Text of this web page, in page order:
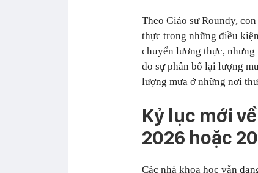
Theo Giáo sư Roundy,
thực trong những điều
chuyển lương thực,
do sự phân bố lại lượng
lượng mưa ở những nơi
Kỷ lục mới
2026 hoặc
Các nhà khoa học vẫn